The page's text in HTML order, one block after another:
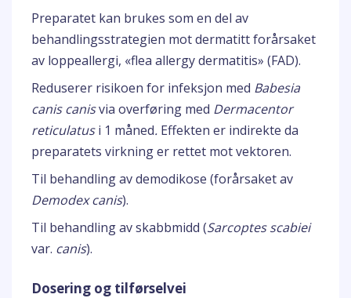
Preparatet kan brukes som en del av
behandlingsstrategien mot dermatitt forårsaket
av loppeallergi, «flea allergy dermatitis» (FAD).
Reduserer risikoen for infeksjon med Babesia
canis canisvia overføring med Dermacentor
reticulatusi 1 måned. Effekten er indirekte da
preparatets virkning er rettet mot vektoren.
Til behandling av demodikose (forårsaket av
Demodex canis).
Til behandling av skabbmidd (Sarcoptes scabiei
var. canis).
Dosering og tilførselvei